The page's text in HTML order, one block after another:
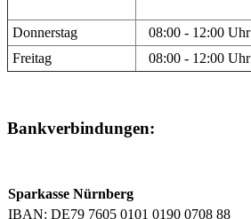
Donnerstag 08:00 - 12:00 Uhr
Freitag
08:00 - 12:00 Uhr
Bankverbindungen:
Sparkasse Nürnberg
IBAN: DE79 7605 0101 0190 0708 88